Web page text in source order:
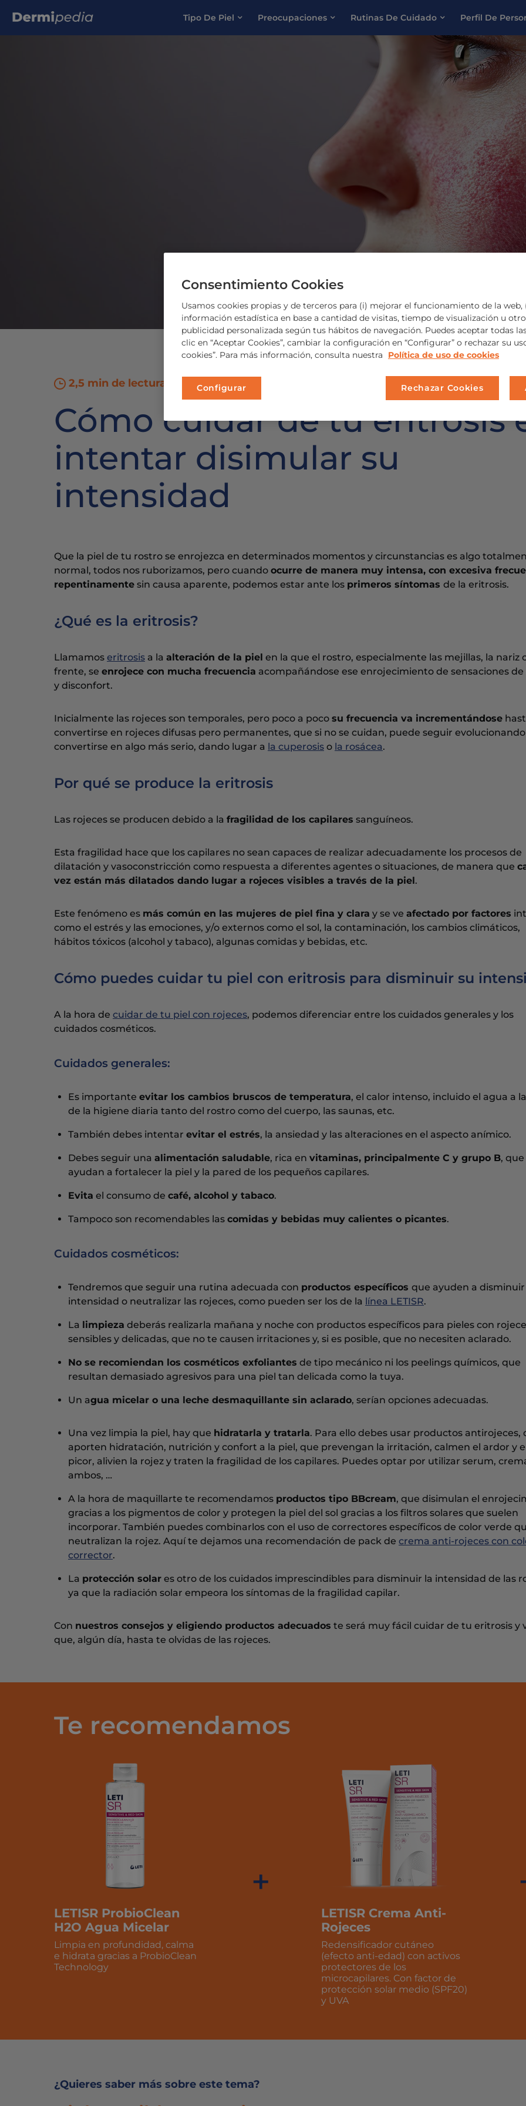
Tipo De Piel Preocupaciones Rutinas De Cuidado Perfil De
Search for:
2,5 min de lectura
Cómo cuidar de tu eritrosis
intentar disimular su
intensidad
Que la piel de tu rostro se enrojezca en determinados momentos y circunstancias es algo
normal, todos nos ruborizamos, pero cuando ocurre de manera muy intensa, con excesiva
repentinamente sin causa aparente, podemos estar ante los primeros síntomas de la eritrosis.
¿Qué es la eritrosis?
Llamamos eritrosis a la alteración de la piel en la que el rostro, especialmente las mejillas, la nariz
frente, se enrojece con mucha frecuencia acompañándose ese enrojecimiento de sensaciones de
y disconfort.
Inicialmente las rojeces son temporales, pero poco a poco su frecuencia va incrementándose
convertirse en rojeces difusas pero permanentes, que si no se cuidan, puede seguir
convertirse en algo más serio, dando lugar a la cuperosis o la rosácea.
Por qué se produce la eritrosis
Las rojeces se producen debido a la fragilidad de los capilares sanguíneos.
Esta fragilidad hace que los capilares no sean capaces de realizar adecuadamente los procesos de
dilatación y vasoconstricción como respuesta a diferentes agentes o situaciones, de manera que
vez están más dilatados dando lugar a rojeces visibles a través de la piel .
Este fenómeno es más común en las mujeres de piel fina y clara y se ve afectado por factores
como el estrés y las emociones, y/o externos como el sol, la contaminación, los cambios climáticos,
hábitos tóxicos (alcohol y tabaco), algunas comidas y bebidas, etc.
Cómo puedes cuidar tu piel con eritrosis para disminuir su
A la hora de cuidar de tu piel con rojeces, podemos diferenciar entre los cuidados generales y los
cuidados cosméticos.
Cuidados generales:
Es importante evitar los cambios bruscos de temperatura, el calor intenso, incluido el agua a
de la higiene diaria tanto del rostro como del cuerpo, las saunas, etc.
También debes intentar evitar el estrés, la ansiedad y las alteraciones en el aspecto anímico.
Debes seguir una alimentación saludable, rica en vitaminas, principalmente C y grupo B, que
ayudan a fortalecer la piel y la pared de los pequeños capilares.
Evita el consumo de café, alcohol y tabaco.
Tampoco son recomendables las comidas y bebidas muy calientes o picantes.
Cuidados cosméticos:
Tendremos que seguir una rutina adecuada con productos específicos que ayuden a disminuir
intensidad o neutralizar las rojeces, como pueden ser los de la línea LETISR.
La limpieza deberás realizarla mañana y noche con productos específicos para pieles con
sensibles y delicadas, que no te causen irritaciones y, si es posible, que no necesiten aclarado.
No se recomiendan los cosméticos exfoliantes de tipo mecánico ni los peelings químicos, que
resultan demasiado agresivos para una piel tan delicada como la tuya.
Un agua micelar o una leche desmaquillante sin aclarado, serían opciones adecuadas.
Una vez limpia la piel, hay que hidratarla y tratarla. Para ello debes usar productos antirojeces,
aporten hidratación, nutrición y confort a la piel, que prevengan la irritación, calmen el ardor y el
picor, alivien la rojez y traten la fragilidad de los capilares. Puedes optar por utilizar serum,
ambos, …
A la hora de maquillarte te recomendamos productos tipo BBcream, que disimulan el
gracias a los pigmentos de color y protegen la piel del sol gracias a los filtros solares que suelen
incorporar. También puedes combinarlos con el uso de correctores específicos de color verde
neutralizan la rojez. Aquí te dejamos una recomendación de pack de crema anti-rojeces con
corrector.
La protección solar es otro de los cuidados imprescindibles para disminuir la intensidad de las
ya que la radiación solar empeora los síntomas de la fragilidad capilar.
Con nuestros consejos y eligiendo productos adecuados te será muy fácil cuidar de tu eritrosis y
que, algún día, hasta te olvidas de las rojeces.
Te recomendamos
LETISR ProbioClean
H2O Agua Micelar
Limpia en profundidad, calma
e hidrata gracias a ProbioClean
Technology
+
LETISR Crema Anti-
Rojeces
Redensificador cutáneo
(efecto anti-edad) con activos
protectores de los
microcapilares. Con factor de
protección solar medio (SPF20)
y UVA
¿Quieres saber más sobre este tema?
Consentimiento Cookies
Usamos cookies propias y de terceros para (i) mejorar el funcionamiento de la web,
información estadística en base a cantidad de visitas, tiempo de visualización u
publicidad personalizada según tus hábitos de navegación. Puedes aceptar todas
clic en “Aceptar Cookies”, cambiar la configuración en “Configurar” o rechazar su
cookies”. Para más información, consulta nuestra
Política de uso de cookies
Configurar Rechazar Cookies